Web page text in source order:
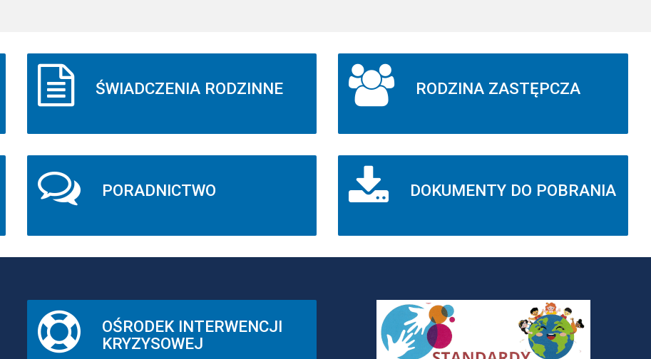
ŚWIADCZENIA RODZINNE
PORADNICTWO
RODZINA ZASTĘPCZA
DOKUMENTY DO POBRANIA
OŚRODEK INTERWENCJI
KRYZYSOWEJ